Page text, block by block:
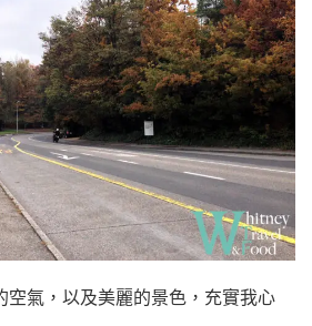
空氣，以及美麗的景色，充實我心